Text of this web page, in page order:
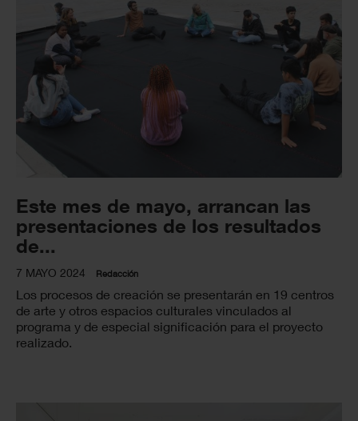
Este mes de mayo, arrancan las
presentaciones de los resultados
de...
7 MAYO 2024 Redacción
Los procesos de creación se presentarán en 19 centros
de arte y otros espacios culturales vinculados al
programa y de especial significación para el proyecto
realizado.